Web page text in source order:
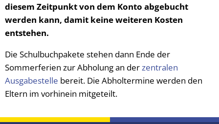
diesem Zeitpunkt von dem Konto abgebucht
werden kann, damit keine weiteren Kosten
entstehen.
Die Schulbuchpakete stehen dann Ende der
Sommerferien zur Abholung an der zentralen
Ausgabestelle bereit. Die Abholtermine werden den
Eltern im vorhinein mitgeteilt.